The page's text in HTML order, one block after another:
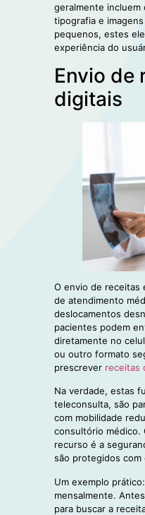
geralmente
tipografia e
pequenos, estes
experiência do
Envio de
digitais
O envio de receitas
de atendimento
deslocamentos
pacientes podem
diretamente no
ou outro formato
prescrever receitas
Na verdade, estas
teleconsulta, são
com mobilidade
consultório médico.
recurso é a
são protegidos com
Um exemplo
mensalmente.
para buscar a